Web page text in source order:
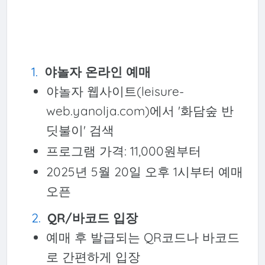
야놀자 온라인 예매
야놀자 웹사이트(leisure-
web.yanolja.com)에서 '화담숲 반
딧불이' 검색
프로그램 가격: 11,000원부터
2025년 5월 20일 오후 1시부터 예매
오픈
QR/바코드 입장
예매 후 발급되는 QR코드나 바코드
로 간편하게 입장